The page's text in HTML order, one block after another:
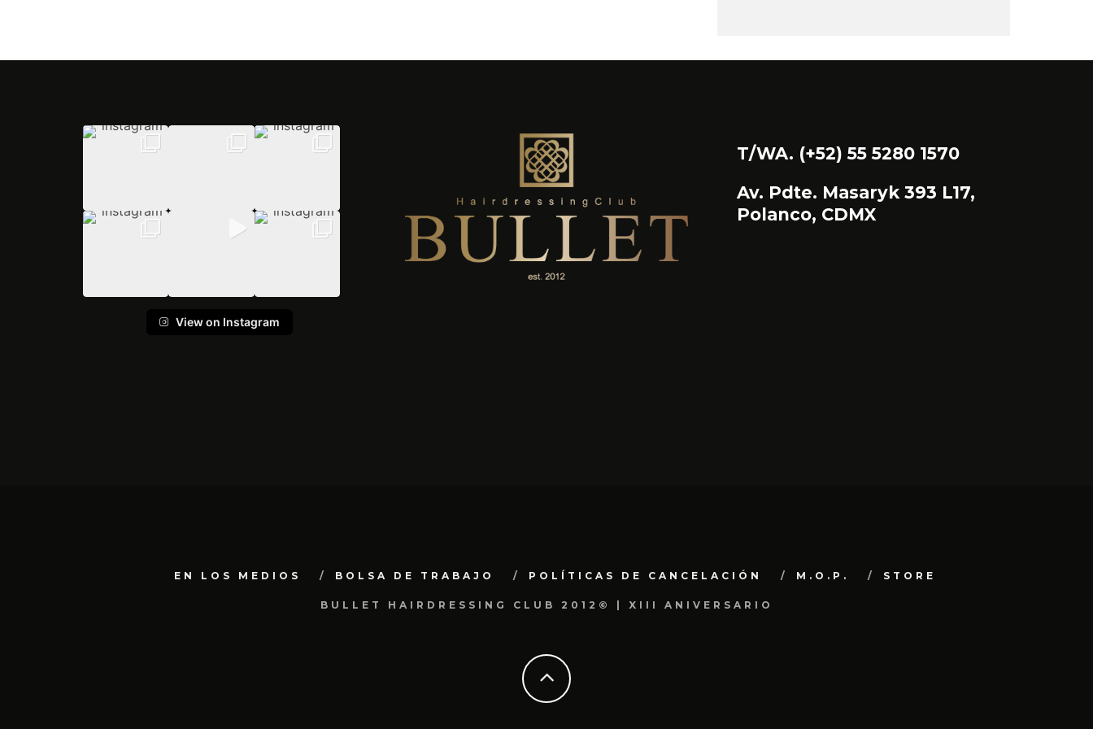
View on Instagram
T/WA. (+52) 55 5280 1570
Av. Pdte. Masaryk 393 L17,
Polanco, CDMX
EN LOS MEDIOS BOLSA DE TRABAJO POLÍTICAS DE CANCELACIÓN M.O.P. STORE
BULLET HAIRDRESSING CLUB 2012© | XIII ANIVERSARIO